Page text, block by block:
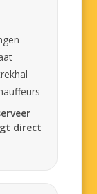
direct